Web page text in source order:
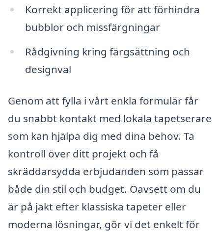
Korrekt applicering för att förhindra
bubblor och missfärgningar
Rådgivning kring färgsättning och
designval
Genom att fylla i vårt enkla formulär får
du snabbt kontakt med lokala tapetserare
som kan hjälpa dig med dina behov. Ta
kontroll över ditt projekt och få
skräddarsydda erbjudanden som passar
både din stil och budget. Oavsett om du
är på jakt efter klassiska tapeter eller
moderna lösningar, gör vi det enkelt för